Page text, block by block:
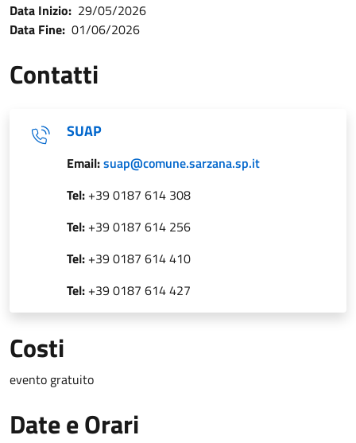
Data Inizio: 29/05/2026
Data Fine: 01/06/2026
Contatti
SUAP
Email:suap@comune.sarzana.sp.it
Tel: +39 0187 614 308
Tel: +39 0187 614 256
Tel: +39 0187 614 410
Tel: +39 0187 614 427
Costi
evento gratuito
Date e Orari